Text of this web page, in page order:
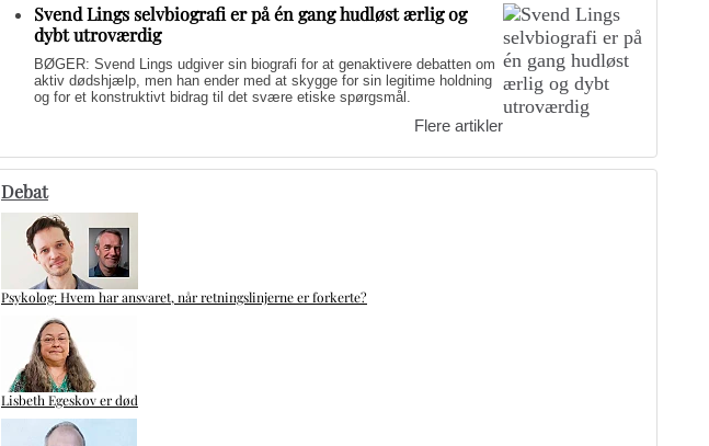
Svend Lings selvbiografi er på én gang hudløst ærlig og
dybt utroværdig
BØGER: Svend Lings udgiver sin biografi for at genaktivere debatten om
aktiv dødshjælp, men han ender med at skygge for sin legitime holdning
og for et konstruktivt bidrag til det svære etiske spørgsmål.
Flere artikler
Debat
Psykolog: Hvem har ansvaret, når retningslinjerne er forkerte?
Lisbeth Egeskov er død